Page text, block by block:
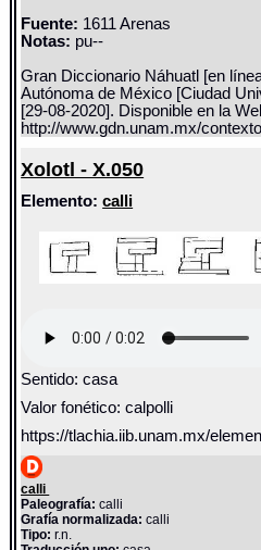
Fuente: 1611 Arenas
Notas: pu--
Gran Diccionario Náhuatl [en
Autónoma de México [Ciudad
[29-08-2020]. Disponible en la
http://www.gdn.unam.mx/
Xolotl - X.050
Elemento:calli
Sentido: casa
Valor fonético: calpolli
https://tlachia.iib.unam.mx/
calli
Paleografía: calli
Grafía normalizada: calli
Tipo: r.n.